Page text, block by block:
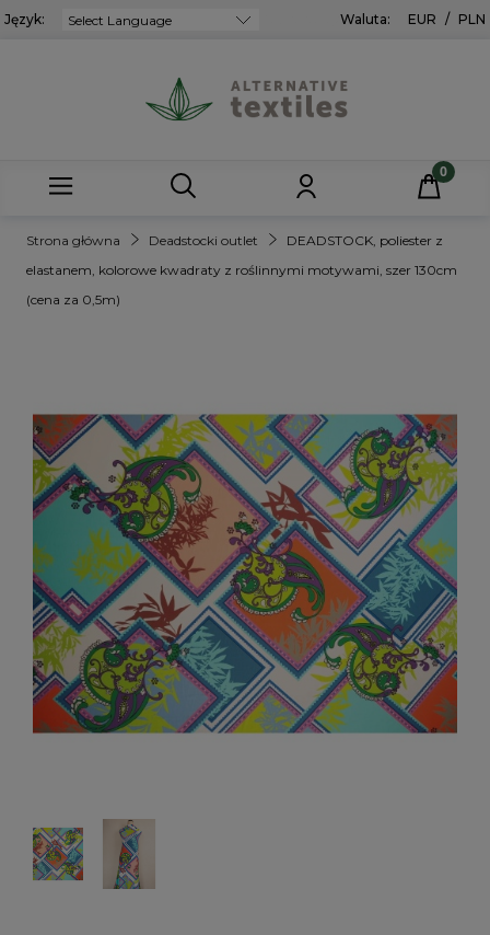
Język: Waluta: EUR / PLN
Strona główna Deadstocki outlet
DEADSTOCK, poliester z
elastanem, kolorowe kwadraty z roślinnymi motywami, szer 130cm
(cena za 0,5m)